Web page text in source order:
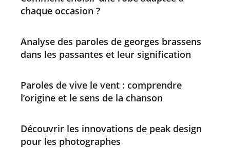
chaque occasion ?
Analyse des paroles de georges brassens
dans les passantes et leur signification
Paroles de vive le vent : comprendre
l’origine et le sens de la chanson
Découvrir les innovations de peak design
pour les photographes